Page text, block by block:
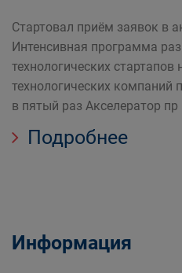
Стартовал приём заявок в
Интенсивная программа
технологических
технологических компаний
в пятый раз Акселератор пр
Подробнее
Информация